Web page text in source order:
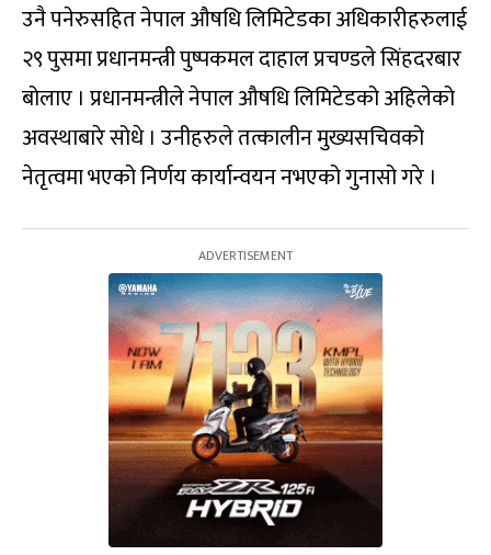
उनै पनेरुसहित नेपाल औषधि लिमिटेडका अधिकारीहरुलाई
२९ पुसमा प्रधानमन्त्री पुष्पकमल दाहाल प्रचण्डले सिंहदरबार
बोलाए । प्रधानमन्त्रीले नेपाल औषधि लिमिटेडको अहिलेको
अवस्थाबारे सोधे । उनीहरुले तत्कालीन मुख्यसचिवको
नेतृत्वमा भएको निर्णय कार्यान्वयन नभएको गुनासो गरे ।